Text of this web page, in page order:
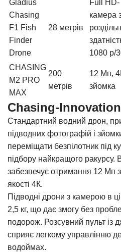
Gladius
Chasing
F1 Fish
Finder
Drone
28 метрів
Full HD-
камера
1080 р/
CHASING
M2 PRO
MAX
200
метрів
12 Мп,
зйомка
Chasing-
Стандартний водний дрон,
підводних фотографій і
переміщати безпілотник під
підбору найкращого ракурсу.
забезпечує отримання 12 Мп
якості 4К.
Підводні дрони з камерою в
2,5 кг, що дає змогу без
подорож. Розсувний пульт із
сприяє легкому управлінню
водоймах.